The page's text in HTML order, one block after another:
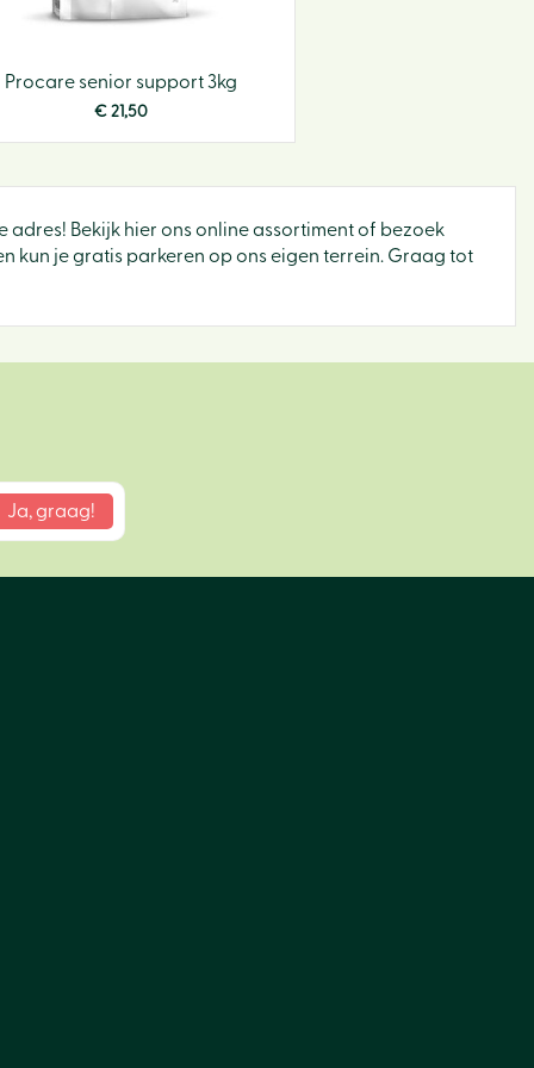
Procare senior support 3kg
€ 21,50
adres! Bekijk hier ons online assortiment of bezoek
kun je gratis parkeren op ons eigen terrein. Graag tot